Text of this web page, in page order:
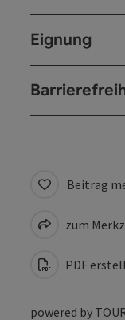
Eignung
Beitrag
zum
PDF
powered by